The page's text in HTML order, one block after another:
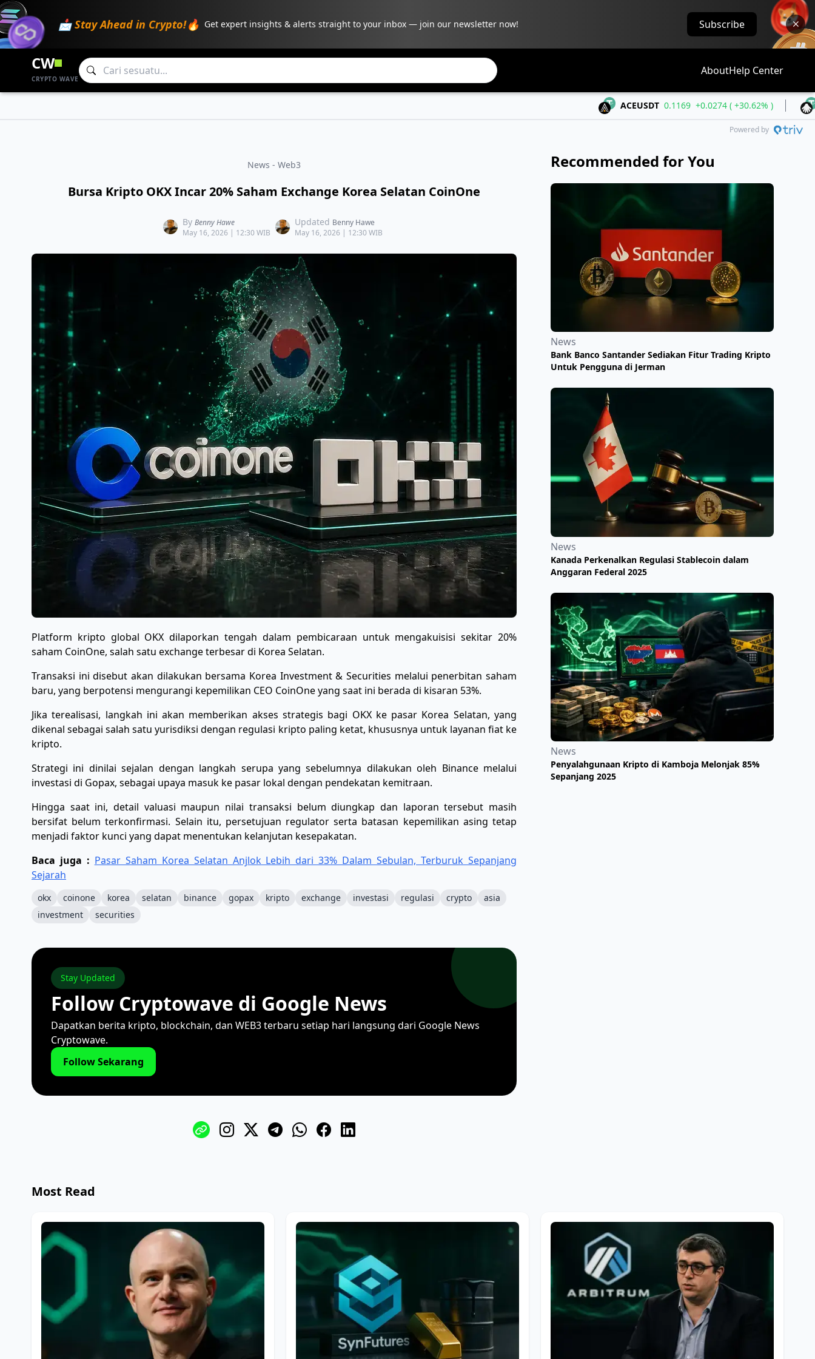
📩 Stay Ahead in Crypto!🔥 Get expert insights & alerts straight to your inbox — join our newsletter now! Subscribe
CW
CRYPTO WAVE
AboutHelp Center
ACEUSDT 0.1169 +0.0274 ( +30.62% )
Powered by
News - Web3
Bursa Kripto OKX Incar 20% Saham Exchange Korea Selatan CoinOne
By Benny Hawe
May 16, 2026 | 12:30 WIB
Updated Benny Hawe
May 16, 2026 | 12:30 WIB
Platform kripto global OKX dilaporkan tengah dalam pembicaraan untuk mengakuisisi sekitar 20%
saham CoinOne, salah satu exchange terbesar di Korea Selatan.
Transaksi ini disebut akan dilakukan bersama Korea Investment & Securities melalui penerbitan saham
baru, yang berpotensi mengurangi kepemilikan CEO CoinOne yang saat ini berada di kisaran 53%.
Jika terealisasi, langkah ini akan memberikan akses strategis bagi OKX ke pasar Korea Selatan, yang
dikenal sebagai salah satu yurisdiksi dengan regulasi kripto paling ketat, khususnya untuk layanan fiat ke
kripto.
Strategi ini dinilai sejalan dengan langkah serupa yang sebelumnya dilakukan oleh Binance melalui
investasi di Gopax, sebagai upaya masuk ke pasar lokal dengan pendekatan kemitraan.
Hingga saat ini, detail valuasi maupun nilai transaksi belum diungkap dan laporan tersebut masih
bersifat belum terkonfirmasi. Selain itu, persetujuan regulator serta batasan kepemilikan asing tetap
menjadi faktor kunci yang dapat menentukan kelanjutan kesepakatan.
Baca juga : Pasar Saham Korea Selatan Anjlok Lebih dari 33% Dalam Sebulan, Terburuk Sepanjang
Sejarah
okx coinone korea selatan binance gopax kripto exchange investasi regulasi crypto
asia
investment
securities
Stay Updated
Follow Cryptowave di Google News
Dapatkan berita kripto, blockchain, dan WEB3 terbaru setiap hari langsung dari Google News
Cryptowave.
Follow Sekarang
Recommended for You
News
Bank Banco Santander Sediakan Fitur Trading Kripto
Untuk Pengguna di Jerman
News
Kanada Perkenalkan Regulasi Stablecoin dalam
Anggaran Federal 2025
News
Penyalahgunaan Kripto di Kamboja Melonjak 85%
Sepanjang 2025
Most Read